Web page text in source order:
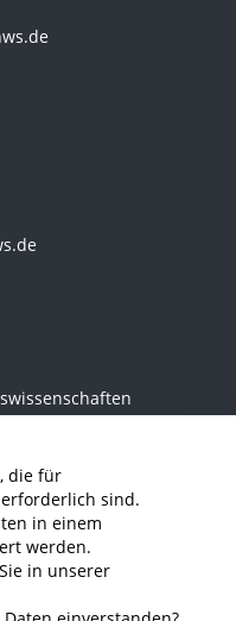
die für
sind.
in einem
werden.
in unserer